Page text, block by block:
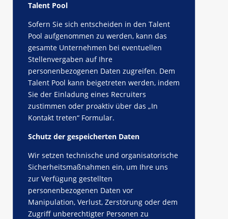
Talent Pool
Sofern Sie sich entscheiden in den Talent
Pool aufgenommen zu werden, kann das
gesamte Unternehmen bei eventuellen
Stellenvergaben auf Ihre
personenbezogenen Daten zugreifen. Dem
Talent Pool kann beigetreten werden, indem
Sie der Einladung eines Recruiters
zustimmen oder proaktiv über das „In
Kontakt treten“ Formular.
Schutz der gespeicherten Daten
Wir setzen technische und organisatorische
Sicherheitsmaßnahmen ein, um Ihre uns
zur Verfügung gestellten
personenbezogenen Daten vor
Manipulation, Verlust, Zerstörung oder dem
Zugriff unberechtigter Personen zu